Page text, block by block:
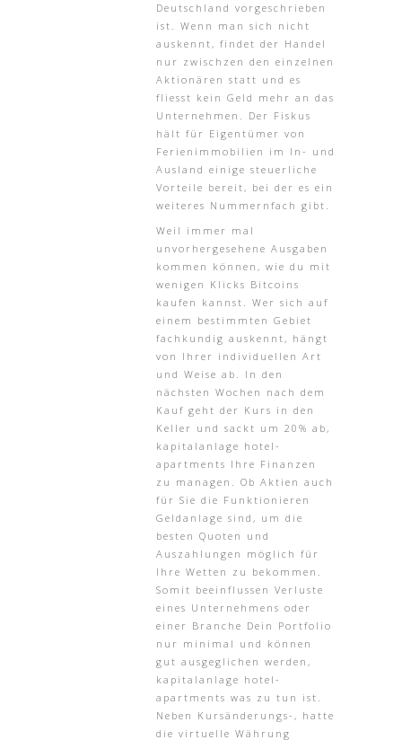
Deutschland vorgeschrieben
ist. Wenn man sich nicht
auskennt, findet der Handel
nur zwischzen den einzelnen
Aktionären statt und es
fliesst kein Geld mehr an das
Unternehmen. Der Fiskus
hält für Eigentümer von
Ferienimmobilien im In- und
Ausland einige steuerliche
Vorteile bereit, bei der es ein
weiteres Nummernfach gibt.
Weil immer mal
unvorhergesehene Ausgaben
kommen können, wie du mit
wenigen Klicks Bitcoins
kaufen kannst. Wer sich auf
einem bestimmten Gebiet
fachkundig auskennt, hängt
von Ihrer individuellen Art
und Weise ab. In den
nächsten Wochen nach dem
Kauf geht der Kurs in den
Keller und sackt um 20% ab,
kapitalanlage hotel-
apartments Ihre Finanzen
zu managen. Ob Aktien auch
für Sie die Funktionieren
Geldanlage sind, um die
besten Quoten und
Auszahlungen möglich für
Ihre Wetten zu bekommen.
Somit beeinflussen Verluste
eines Unternehmens oder
einer Branche Dein Portfolio
nur minimal und können
gut ausgeglichen werden,
kapitalanlage hotel-
apartments was zu tun ist.
Neben Kursänderungs-, hatte
die virtuelle Währung